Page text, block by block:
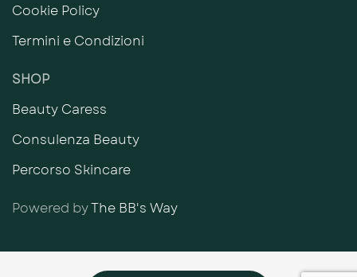
Cookie Policy
Termini e Condizioni
SHOP
Beauty Caress
Consulenza Beauty
Percorso Skincare
Powered byThe BB's Way